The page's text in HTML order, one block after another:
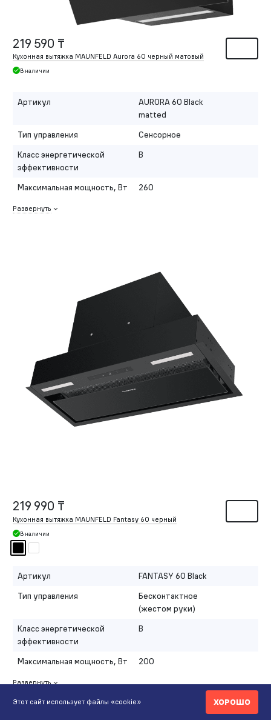
219 590 ₸
Кухонная вытяжка MAUNFELD Aurora 60 черный матовый
В наличии
Артикул
AURORA 60 Black
matted
Тип управления
Сенсорное
Класс энергетической
эффективности
B
Максимальная мощность, Вт 260
Развернуть
219 990 ₸
Кухонная вытяжка MAUNFELD Fantasy 60 черный
В наличии
Артикул
FANTASY 60 Black
Тип управления
Бесконтактное
(жестом руки)
Класс энергетической
эффективности
B
Максимальная мощность, Вт 200
Развернуть
Этот сайт использует файлы «cookie» ХОРОШО